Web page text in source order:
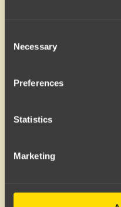
Selection
Necessary
Preferences
Statistics
Marketing
Hair Serum er den
Gir umiddelbar,
Temmer frizz og